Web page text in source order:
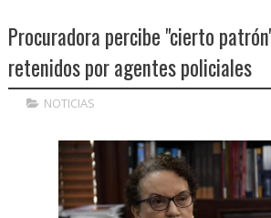
Procuradora percibe "cierto
retenidos por agentes policiales
NOTICIAS